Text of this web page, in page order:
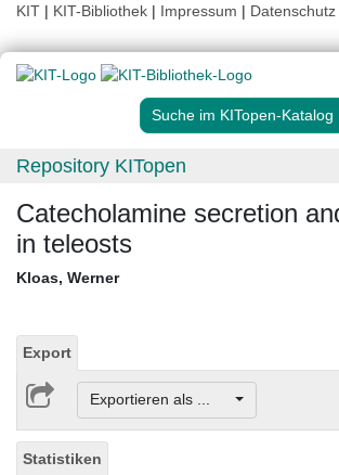
KIT | KIT-Bibliothek | Impressum | Datenschutz
Suche im KITopen-Katalog
Repository KITopen
Catecholamine secretion
in teleosts
Kloas, Werner
Export
Exportieren als ...
Statistiken